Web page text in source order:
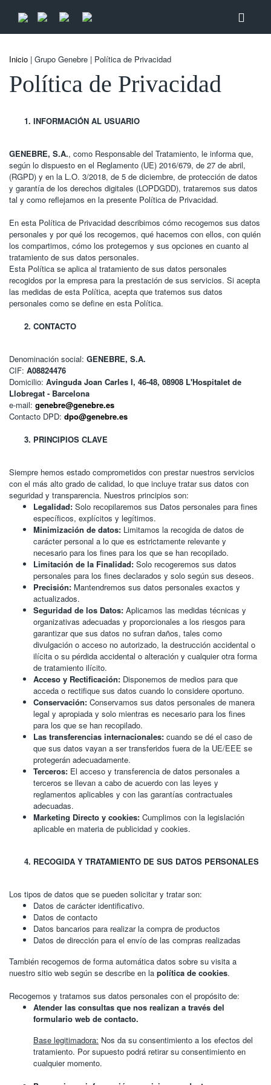
Inicio | Grupo Genebre | Política de Privacidad
Política de Privacidad
INFORMACIÓN AL USUARIO
GENEBRE, S.A., como Responsable del Tratamiento, le informa que,
según lo dispuesto en el Reglamento (UE) 2016/679, de 27 de abril,
(RGPD) y en la L.O. 3/2018, de 5 de diciembre, de protección de datos
y garantía de los derechos digitales (LOPDGDD), trataremos sus datos
tal y como reflejamos en la presente Política de Privacidad.
En esta Política de Privacidad describimos cómo recogemos sus datos
personales y por qué los recogemos, qué hacemos con ellos, con quién
los compartimos, cómo los protegemos y sus opciones en cuanto al
tratamiento de sus datos personales.
Esta Política se aplica al tratamiento de sus datos personales
recogidos por la empresa para la prestación de sus servicios. Si acepta
las medidas de esta Política, acepta que tratemos sus datos
personales como se define en esta Política.
CONTACTO
Denominación social: GENEBRE, S.A.
CIF: A08824476
Domicilio: Avinguda Joan Carles I, 46-48, 08908 L'Hospitalet de
Llobregat - Barcelona
e-mail: genebre@genebre.es
Contacto DPD: dpo@genebre.es
PRINCIPIOS CLAVE
Siempre hemos estado comprometidos con prestar nuestros servicios
con el más alto grado de calidad, lo que incluye tratar sus datos con
seguridad y transparencia. Nuestros principios son:
Legalidad: Solo recopilaremos sus Datos personales para fines
específicos, explícitos y legítimos.
Minimización de datos: Limitamos la recogida de datos de
carácter personal a lo que es estrictamente relevante y
necesario para los fines para los que se han recopilado.
Limitación de la Finalidad: Solo recogeremos sus datos
personales para los fines declarados y solo según sus deseos.
Precisión: Mantendremos sus datos personales exactos y
actualizados.
Seguridad de los Datos: Aplicamos las medidas técnicas y
organizativas adecuadas y proporcionales a los riesgos para
garantizar que sus datos no sufran daños, tales como
divulgación o acceso no autorizado, la destrucción accidental o
ilícita o su pérdida accidental o alteración y cualquier otra forma
de tratamiento ilícito.
Acceso y Rectificación: Disponemos de medios para que
acceda o rectifique sus datos cuando lo considere oportuno.
Conservación: Conservamos sus datos personales de manera
legal y apropiada y solo mientras es necesario para los fines
para los que se han recopilado.
Las transferencias internacionales: cuando se dé el caso de
que sus datos vayan a ser transferidos fuera de la UE/EEE se
protegerán adecuadamente.
Terceros: El acceso y transferencia de datos personales a
terceros se llevan a cabo de acuerdo con las leyes y
reglamentos aplicables y con las garantías contractuales
adecuadas.
Marketing Directo y cookies: Cumplimos con la legislación
aplicable en materia de publicidad y cookies.
RECOGIDA Y TRATAMIENTO DE SUS DATOS PERSONALES
Los tipos de datos que se pueden solicitar y tratar son:
Datos de carácter identificativo.
Datos de contacto
Datos bancarios para realizar la compra de productos
Datos de dirección para el envío de las compras realizadas
También recogemos de forma automática datos sobre su visita a
nuestro sitio web según se describe en la política de cookies.
Recogemos y tratamos sus datos personales con el propósito de:
Atender las consultas que nos realizan a través del
formulario web de contacto.
Base legitimadora: Nos da su consentimiento a los efectos del
tratamiento. Por supuesto podrá retirar su consentimiento en
cualquier momento.